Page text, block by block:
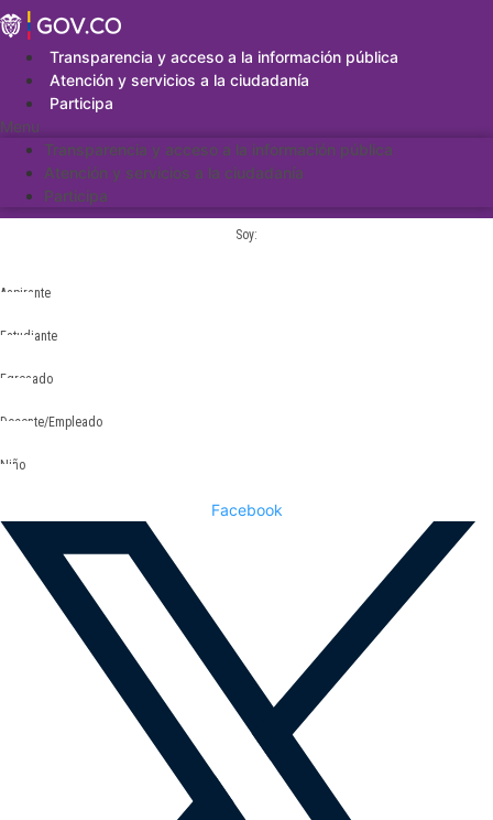
Saltar
al
contenidoTransparencia y acceso a la información pública
Atención y servicios a la ciudadanía
Participa
Menu
Transparencia y acceso a la información pública
Atención y servicios a la ciudadanía
Participa
Soy:
Aspirante
Estudiante
Egresado
Docente/Empleado
Niño
Facebook